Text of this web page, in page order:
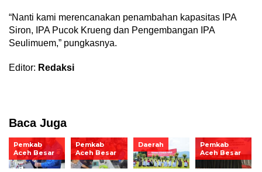
“Nanti kami merencanakan penambahan kapasitas IPA
Siron, IPA Pucok Krueng dan Pengembangan IPA
Seulimuem,” pungkasnya.
Editor: Redaksi
Baca Juga
Pemkab
Aceh Besar
Pemkab
Aceh Besar
Daerah
Pemkab
Aceh Besar